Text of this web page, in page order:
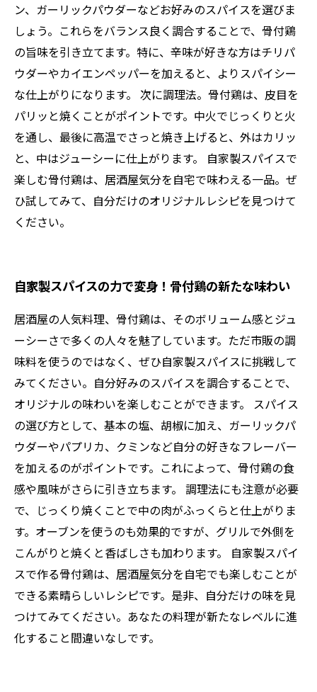
ン、ガーリックパウダーなどお好みのスパイスを選びま
しょう。これらをバランス良く調合することで、骨付鶏
の旨味を引き立てます。特に、辛味が好きな方はチリパ
ウダーやカイエンペッパーを加えると、よりスパイシー
な仕上がりになります。 次に調理法。骨付鶏は、皮目を
パリッと焼くことがポイントです。中火でじっくりと火
を通し、最後に高温でさっと焼き上げると、外はカリッ
と、中はジューシーに仕上がります。 自家製スパイスで
楽しむ骨付鶏は、居酒屋気分を自宅で味わえる一品。ぜ
ひ試してみて、自分だけのオリジナルレシピを見つけて
ください。
自家製スパイスの力で変身！骨付鶏の新たな味わい
居酒屋の人気料理、骨付鶏は、そのボリューム感とジュ
ーシーさで多くの人々を魅了しています。ただ市販の調
味料を使うのではなく、ぜひ自家製スパイスに挑戦して
みてください。自分好みのスパイスを調合することで、
オリジナルの味わいを楽しむことができます。 スパイス
の選び方として、基本の塩、胡椒に加え、ガーリックパ
ウダーやパプリカ、クミンなど自分の好きなフレーバー
を加えるのがポイントです。これによって、骨付鶏の食
感や風味がさらに引き立ちます。 調理法にも注意が必要
で、じっくり焼くことで中の肉がふっくらと仕上がりま
す。オーブンを使うのも効果的ですが、グリルで外側を
こんがりと焼くと香ばしさも加わります。 自家製スパイ
スで作る骨付鶏は、居酒屋気分を自宅でも楽しむことが
できる素晴らしいレシピです。是非、自分だけの味を見
つけてみてください。あなたの料理が新たなレベルに進
化すること間違いなしです。